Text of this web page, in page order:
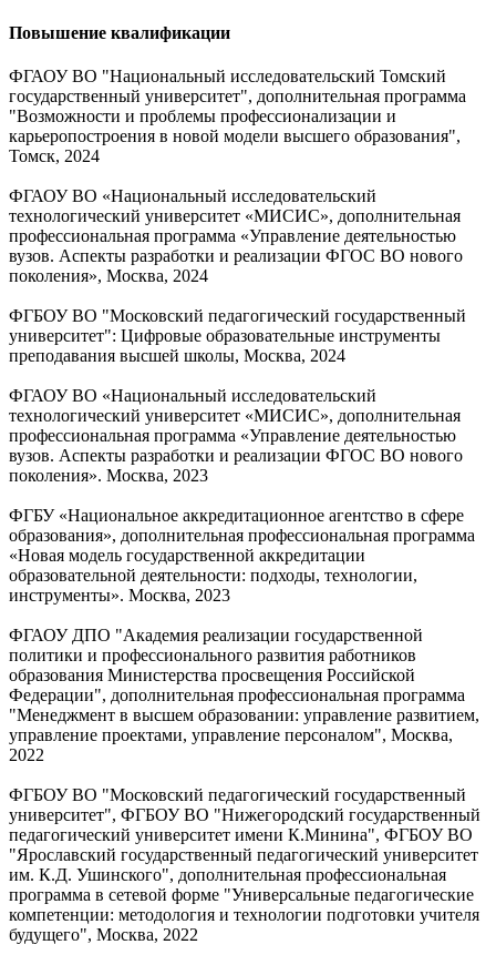
Повышение квалификации
ФГАОУ ВО "Национальный исследовательский Томский
государственный университет", дополнительная программа
"Возможности и проблемы профессионализации и
карьеропостроения в новой модели высшего образования",
Томск, 2024
ФГАОУ ВО «Национальный исследовательский
технологический университет «МИСИС», дополнительная
профессиональная программа «Управление деятельностью
вузов. Аспекты разработки и реализации ФГОС ВО нового
поколения», Москва, 2024
ФГБОУ ВО "Московский педагогический государственный
университет": Цифровые образовательные инструменты
преподавания высшей школы, Москва, 2024
ФГАОУ ВО «Национальный исследовательский
технологический университет «МИСИС», дополнительная
профессиональная программа «Управление деятельностью
вузов. Аспекты разработки и реализации ФГОС ВО нового
поколения». Москва, 2023
ФГБУ «Национальное аккредитационное агентство в сфере
образования», дополнительная профессиональная программа
«Новая модель государственной аккредитации
образовательной деятельности: подходы, технологии,
инструменты». Москва, 2023
ФГАОУ ДПО "Академия реализации государственной
политики и профессионального развития работников
образования Министерства просвещения Российской
Федерации", дополнительная профессиональная программа
"Менеджмент в высшем образовании: управление развитием,
управление проектами, управление персоналом", Москва,
2022
ФГБОУ ВО "Московский педагогический государственный
университет", ФГБОУ ВО "Нижегородский государственный
педагогический университет имени К.Минина", ФГБОУ ВО
"Ярославский государственный педагогический университет
им. К.Д. Ушинского", дополнительная профессиональная
программа в сетевой форме "Универсальные педагогические
компетенции: методология и технологии подготовки учителя
будущего", Москва, 2022